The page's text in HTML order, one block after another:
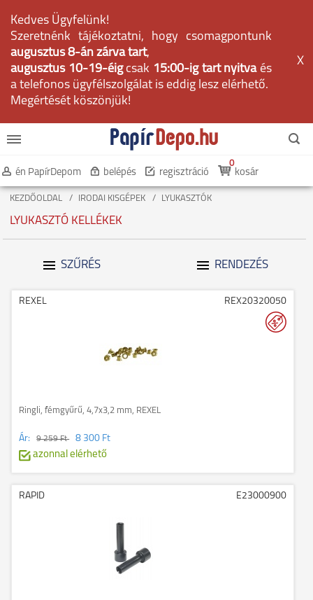
Kedves Ügyfelünk!
Szeretnénk tájékoztatni, hogy csomagpontunk
augusztus 8-án zárva tart,
augusztus 10-19-éig csak 15:00-ig tart nyitvaés
a telefonos ügyfélszolgálat is eddig lesz elérhető.
Megértését köszönjük!
X
én PapírDepom belépés regisztráció kosár
0
KEZDŐOLDAL IRODAI KISGÉPEK LYUKASZTÓK
LYUKASZTÓ KELLÉKEK
SZŰRÉS RENDEZÉS
REXEL REX20320050
Ringli, fémgyűrű, 4,7x3,2 mm, REXEL
Ár: 9 259 Ft
8 300 Ft
azonnal elérhető
RAPID E23000900